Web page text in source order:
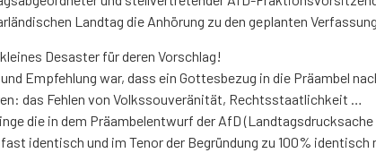
Landtag die Anhörung zu den geplanten
Desaster für deren Vorschlag!
Empfehlung war, dass ein Gottesbezug in die Präambel
das Fehlen von Volkssouveränität, Rechtsstaatlichkeit …
die in dem Präambelentwurf der AfD
identisch und im Tenor der Begründung zu 100%